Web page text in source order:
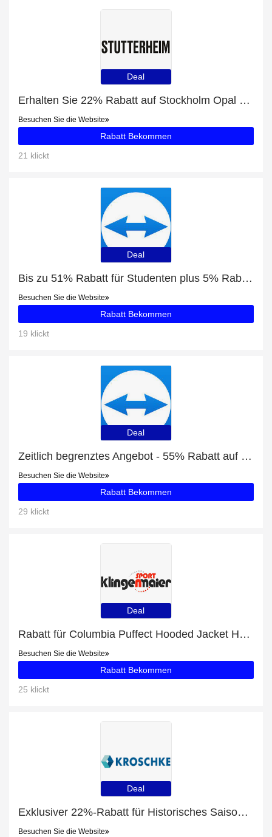
Deal
Erhalten Sie 22% Rabatt auf Stockholm Opal Women Raincoat und mehr
Besuchen Sie die Website
Rabatt Bekommen
21 klickt
Deal
Bis zu 51% Rabatt für Studenten plus 5% Rabatt auf TeamViewer Business
Besuchen Sie die Website
Rabatt Bekommen
19 klickt
Deal
Zeitlich begrenztes Angebot - 55% Rabatt auf TeamViewer Corporate
Besuchen Sie die Website
Rabatt Bekommen
29 klickt
Deal
Rabatt für Columbia Puffect Hooded Jacket Herren Winterjacke grün schwarz + zusätzlicher 8%-Rabattgutschein
Besuchen Sie die Website
Rabatt Bekommen
25 klickt
Deal
Exklusiver 22%-Rabatt für Historisches Saisonkennzeichen für Motorräder
Besuchen Sie die Website